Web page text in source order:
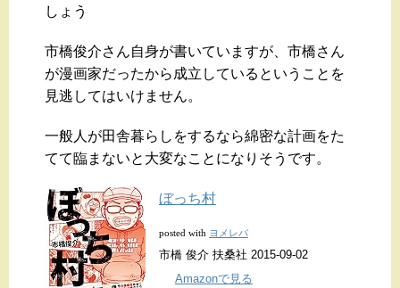
しょう
市橋俊介さん自身が書いていますが、市橋さん
が漫画家だったから成立しているということを
見逃してはいけません。
一般人が田舎暮らしをするなら綿密な計画をた
てて臨まないと大変なことになりそうです。
ぼっち村
posted with ヨメレバ
市橋 俊介 扶桑社 2015-09-02
Amazonで見る